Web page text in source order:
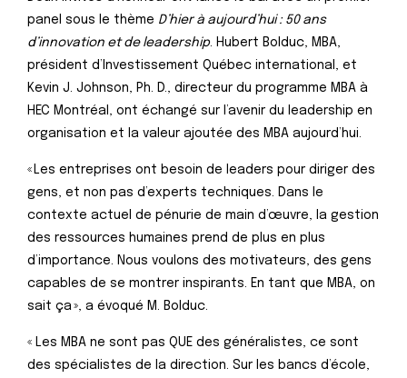
panel sous le thème D’hier à aujourd’hui : 50 ans
d’innovation et de leadership. Hubert Bolduc, MBA,
président d’Investissement Québec international, et
Kevin J. Johnson, Ph. D., directeur du programme MBA à
HEC Montréal, ont échangé sur l’avenir du leadership en
organisation et la valeur ajoutée des MBA aujourd’hui.
« Les entreprises ont besoin de leaders pour diriger des
gens, et non pas d’experts techniques. Dans le
contexte actuel de pénurie de main d’œuvre, la gestion
des ressources humaines prend de plus en plus
d’importance. Nous voulons des motivateurs, des gens
capables de se montrer inspirants. En tant que MBA, on
sait ça », a évoqué M. Bolduc.
« Les MBA ne sont pas QUE des généralistes, ce sont
des spécialistes de la direction. Sur les bancs d’école,